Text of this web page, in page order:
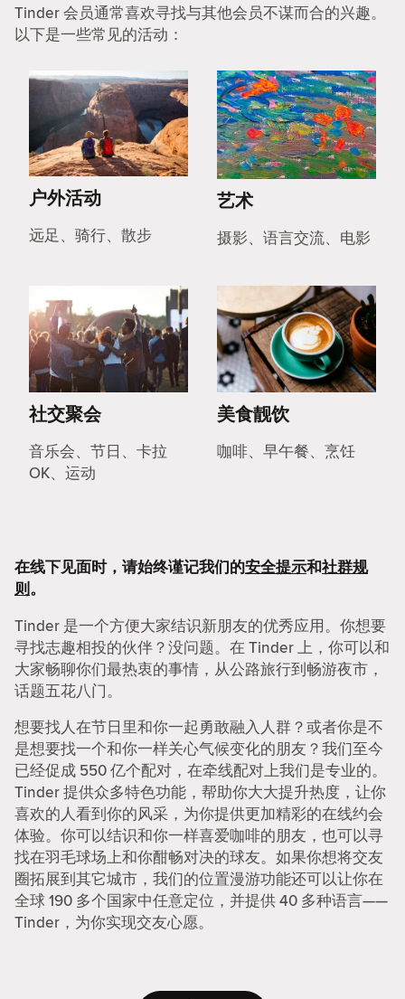
Tinder 会员通常喜欢寻找与其他会员不谋而合的兴趣。
以下是一些常见的活动：
户外活动
远足、骑行、散步
艺术
摄影、语言交流、电影
社交聚会
音乐会、节日、卡拉
OK、运动
美食靓饮
咖啡、早午餐、烹饪
在线下见面时，请始终谨记我们的安全提示和社群规
则。
Tinder 是一个方便大家结识新朋友的优秀应用。你想要
寻找志趣相投的伙伴？没问题。在 Tinder 上，你可以和
大家畅聊你们最热衷的事情，从公路旅行到畅游夜市，
话题五花八门。
想要找人在节日里和你一起勇敢融入人群？或者你是不
是想要找一个和你一样关心气候变化的朋友？我们至今
已经促成 550 亿个配对，在牵线配对上我们是专业的。
Tinder 提供众多特色功能，帮助你大大提升热度，让你
喜欢的人看到你的风采，为你提供更加精彩的在线约会
体验。你可以结识和你一样喜爱咖啡的朋友，也可以寻
找在羽毛球场上和你酣畅对决的球友。如果你想将交友
圈拓展到其它城市，我们的位置漫游功能还可以让你在
全球 190 多个国家中任意定位，并提供 40 多种语言——
Tinder，为你实现交友心愿。